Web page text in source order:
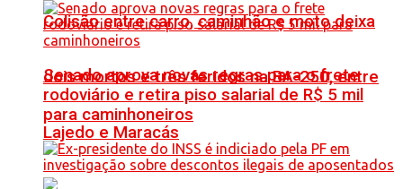
Colisão entre carro, caminhão e moto deixa
dois mortos e três feridos na BA-250, entre
Lajedo e Maracás
Senado aprova novas regras para o frete
rodoviário e retira piso salarial de R$ 5 mil
para caminhoneiros